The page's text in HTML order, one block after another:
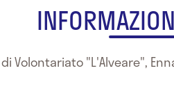
Volontariato "L'Alveare",